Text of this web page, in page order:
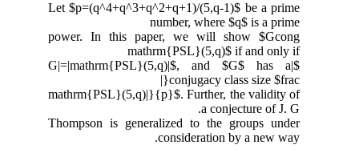
Let $p=(q^4+q^3+q^2+q+1)/(5,q-1)$ be a prime
number, where $q$ is a prime
power. In this paper, we will show $Gcong
mathrm{PSL}(5,q)$ if and only if
$|G|=|mathrm{PSL}(5,q)|$, and $G$ has a
conjugacy class size $frac{|
mathrm{PSL}(5,q)|}{p}$. Further, the validity of
a conjecture of J. G.
Thompson is generalized to the groups under
consideration by a new way.